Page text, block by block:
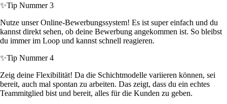
✨Tip Nummer 3
Nutze unser Online-Bewerbungssystem! Es ist super einfach und du
kannst direkt sehen, ob deine Bewerbung angekommen ist. So bleibst
du immer im Loop und kannst schnell reagieren.
✨Tip Nummer 4
Zeig deine Flexibilität! Da die Schichtmodelle variieren können, sei
bereit, auch mal spontan zu arbeiten. Das zeigt, dass du ein echtes
Teammitglied bist und bereit, alles für die Kunden zu geben.